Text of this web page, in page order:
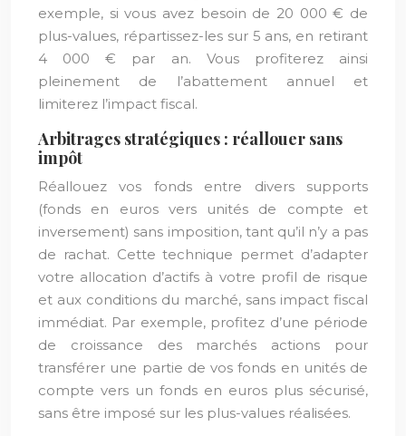
exemple, si vous avez besoin de 20 000 € de
plus-values, répartissez-les sur 5 ans, en retirant
4 000 € par an. Vous profiterez ainsi
pleinement de l’abattement annuel et
limiterez l’impact fiscal.
Arbitrages stratégiques : réallouer sans
impôt
Réallouez vos fonds entre divers supports
(fonds en euros vers unités de compte et
inversement) sans imposition, tant qu’il n’y a pas
de rachat. Cette technique permet d’adapter
votre allocation d’actifs à votre profil de risque
et aux conditions du marché, sans impact fiscal
immédiat. Par exemple, profitez d’une période
de croissance des marchés actions pour
transférer une partie de vos fonds en unités de
compte vers un fonds en euros plus sécurisé,
sans être imposé sur les plus-values réalisées.